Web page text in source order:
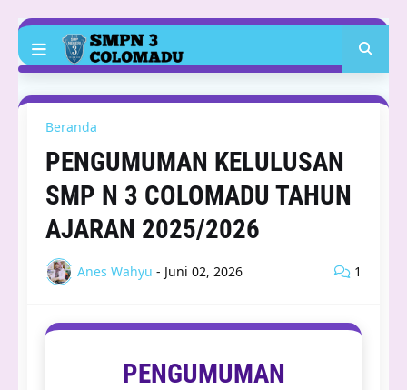
Beranda
PENGUMUMAN KELULUSAN
SMP N 3 COLOMADU TAHUN
AJARAN 2025/2026
Anes Wahyu - Juni 02, 2026 1
PENGUMUMAN